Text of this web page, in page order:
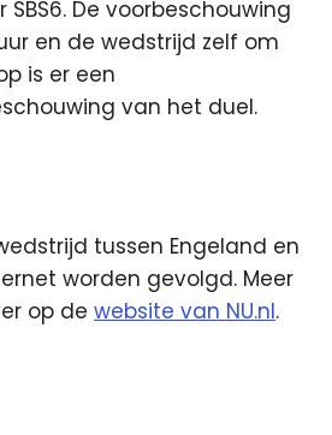
De voorbeschouwing
en de wedstrijd zelf om
is er een
van het duel.
tussen Engeland en
worden gevolgd. Meer
op de website van NU.nl.